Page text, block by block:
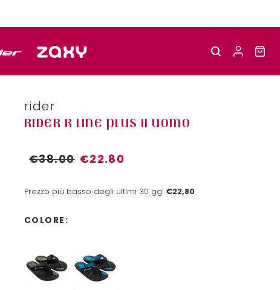
rider
RIDER R LINE PLUS II UOMO
€38.00 €22.80
Prezzo più basso degli ultimi 30 gg: €22,80
COLORE: